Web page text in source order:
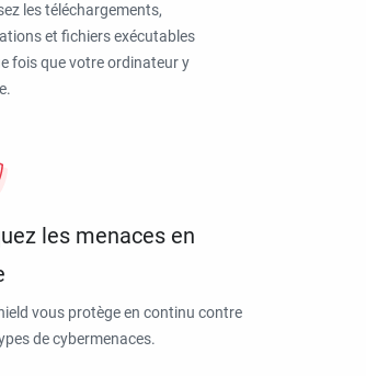
les téléchargements,
et fichiers exécutables
fois que votre ordinateur y
les menaces en
vous protège en continu contre
de cybermenaces.